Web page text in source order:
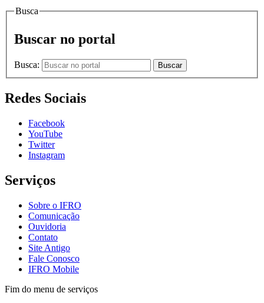
Busca
Buscar no portal
Busca: Buscar
Redes Sociais
Facebook
YouTube
Twitter
Instagram
Serviços
Sobre o IFRO
Comunicação
Ouvidoria
Contato
Site Antigo
Fale Conosco
IFRO Mobile
Fim do menu de serviços